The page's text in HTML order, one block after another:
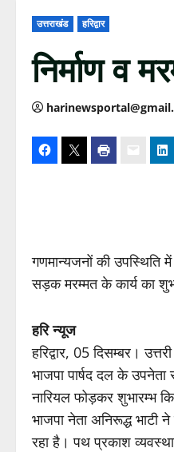
उत्तराखंड हरिद्वार
निर्माण व
गणमान्यजनों की उपस्थिति में
सड़क मरम्मत के कार्य का
हरि न्यूज
हरिद्वार, 05 दिसम्बर।
भाजपा पार्षद दल के
नारियल फोड़कर शुभारम्भ
भाजपा नेता अनिरूद्ध भाटी
रहा है। पथ प्रकाश